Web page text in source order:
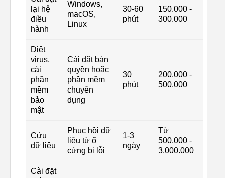
lại hệ
điều
hành
Windows,
macOS,
Linux
30-60
phút
150.000 -
300.000
Diệt
virus,
cài
phần
mềm
bảo
mật
Cài đặt bản
quyền hoặc
phần mềm
chuyên
dụng
30
phút
200.000 -
500.000
Cứu
dữ liệu
Phục hồi dữ
liệu từ ổ
cứng bị lỗi
1-3
ngày
Từ
500.000 -
3.000.000
Cài đặt